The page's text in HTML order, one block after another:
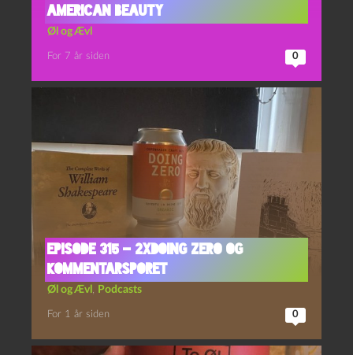
American Beauty
Øl og Ævl
For 7 år siden 0
Episode 315 – 2xDoing Zero og
Kommentarsporet
Øl og Ævl , Podcasts
For 1 år siden 0